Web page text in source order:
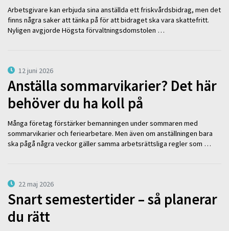
Arbetsgivare kan erbjuda sina anställda ett friskvårdsbidrag, men det
finns några saker att tänka på för att bidraget ska vara skattefritt.
Nyligen avgjorde Högsta förvaltningsdomstolen …
12 juni 2026
Anställa sommarvikarier? Det här
behöver du ha koll på
Många företag förstärker bemanningen under sommaren med
sommarvikarier och feriearbetare. Men även om anställningen bara
ska pågå några veckor gäller samma arbetsrättsliga regler som …
22 maj 2026
Snart semestertider – så planerar
du rätt